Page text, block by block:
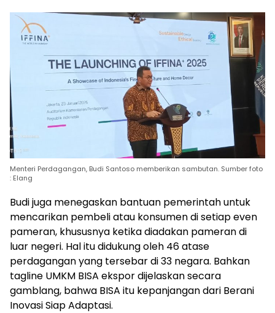
Menteri Perdagangan, Budi Santoso memberikan sambutan. Sumber foto
: Elang
Budi juga menegaskan bantuan pemerintah untuk
mencarikan pembeli atau konsumen di setiap even
pameran, khususnya ketika diadakan pameran di
luar negeri. Hal itu didukung oleh 46 atase
perdagangan yang tersebar di 33 negara. Bahkan
tagline UMKM BISA ekspor dijelaskan secara
gamblang, bahwa BISA itu kepanjangan dari Berani
Inovasi Siap Adaptasi.